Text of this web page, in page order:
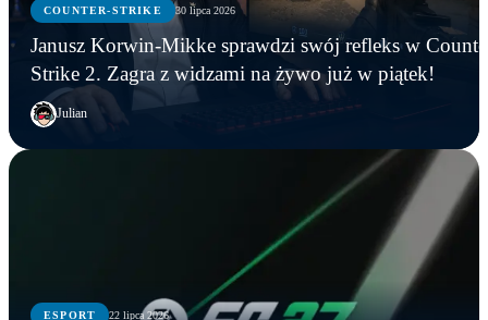
COUNTER-STRIKE 30 lipca 2026
Janusz Korwin-Mikke sprawdzi swój refleks w
Strike 2. Zagra z widzami na żywo już w piątek!
Julian
ESPORT 22 lipca 2026
COUNTER-STRIKE